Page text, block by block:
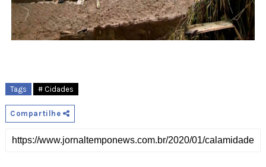
Tags # Cidades
Compartilhe